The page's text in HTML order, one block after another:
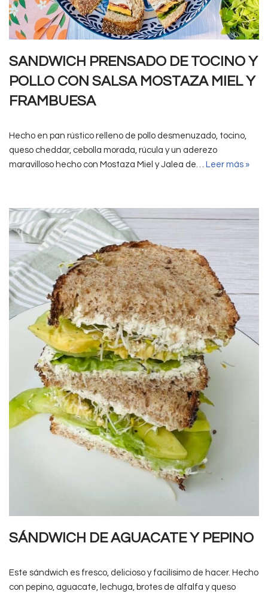
SANDWICH PRENSADO DE TOCINO Y
POLLO CON SALSA MOSTAZA MIEL Y
FRAMBUESA
Hecho en pan rústico relleno de pollo desmenuzado, tocino,
queso cheddar, cebolla morada, rúcula y un aderezo
maravilloso hecho con Mostaza Miel y Jalea de… Leer más »
SÁNDWICH DE AGUACATE Y PEPINO
Este sándwich es fresco, delicioso y facilísimo de hacer. Hecho
con pepino, aguacate, lechuga, brotes de alfalfa y queso